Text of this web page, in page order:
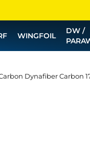
WINGFOIL
DW /
Dynafiber Carbon